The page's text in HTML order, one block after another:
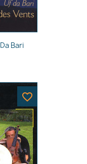
Bari
favorite_border